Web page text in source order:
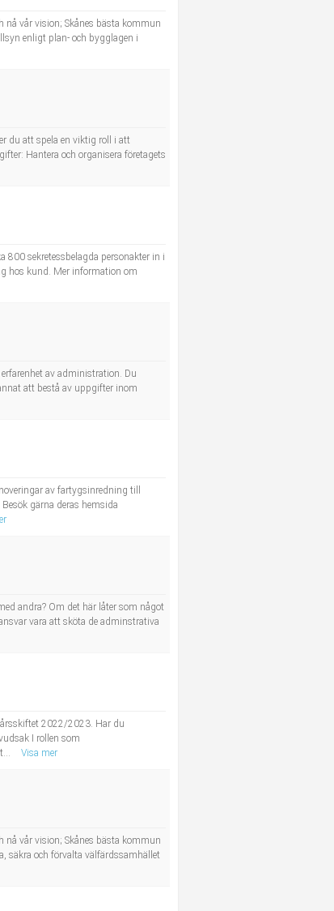
nå vår vision; Skånes bästa kommun
enligt plan- och bygglagen i
du att spela en viktig roll i att
Hantera och organisera företagets
sekretessbelagda personakter in i
hos kund. Mer information om
av administration. Du
att bestå av uppgifter inom
av fartygsinredning till
gärna deras hemsida
andra? Om det här låter som något
vara att sköta de adminstrativa
2022/2023. Har du
I rollen som
Visa mer
nå vår vision; Skånes bästa kommun
säkra och förvalta välfärdssamhället